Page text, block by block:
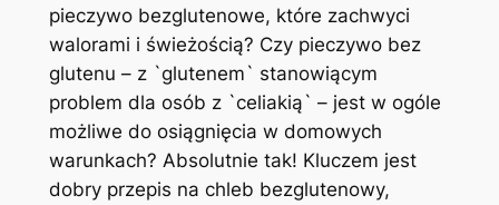
pieczywo bezglutenowe, które zachwyci
walorami i świeżością? Czy pieczywo bez
glutenu – z `glutenem` stanowiącym
problem dla osób z `celiakią` – jest w ogóle
możliwe do osiągnięcia w domowych
warunkach? Absolutnie tak! Kluczem jest
dobry przepis na chleb bezglutenowy,